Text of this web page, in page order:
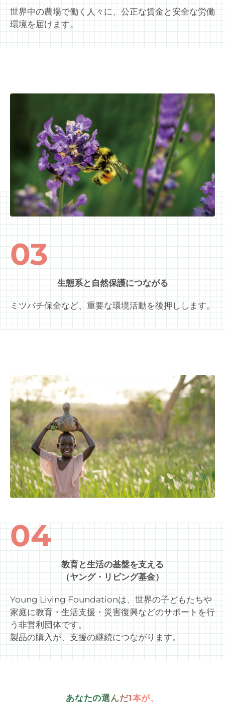
世界中の農場で働く人々に、公正な賃金と安全な労働
環境を届けます。
03
生態系と自然保護につながる
ミツバチ保全など、重要な環境活動を後押しします。
04
教育と生活の基盤を支える
（ヤング・リビング基金）
Young Living Foundationは、世界の子どもたちや
家庭に教育・生活支援・災害復興などのサポートを行
う非営利団体です。
製品の購入が、支援の継続につながります。
あなたの選んだ1本が、